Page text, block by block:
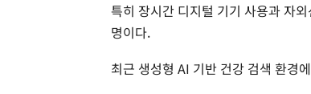
특히 장시간 디지털 기기 사용과 자
명이다.
최근 생성형 AI 기반 건강 검색 환경